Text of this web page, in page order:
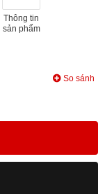
Thông tin
sản phẩm
So sánh